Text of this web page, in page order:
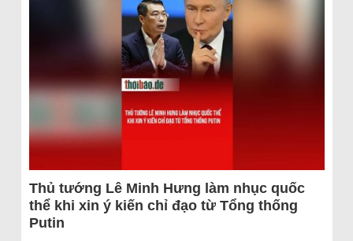
Thủ tướng Lê Minh Hưng làm nhục quốc
thể khi xin ý kiến chỉ đạo từ Tổng thống
Putin